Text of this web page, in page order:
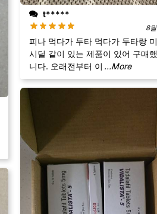
t*****
8
피나 먹다가 두타 먹다가 두타랑
시딜 같이 있는 제품이 있어 구매
니다. 오래전부터 이 ...More